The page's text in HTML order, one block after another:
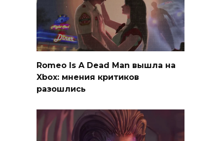
Romeo Is A Dead Man вышла на
Xbox: мнения критиков
разошлись